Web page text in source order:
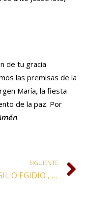
de tu gracia
las premisas de la
María, la fiesta
de la paz. Por
.
SIGUIENTE
SAN GIL O EGIDIO , ABAD